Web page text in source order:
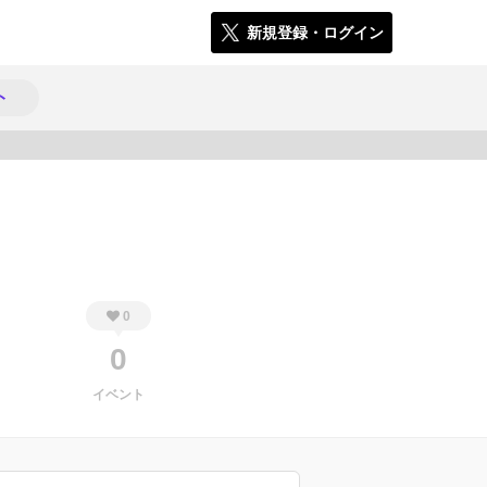
新規登録・ログイン
0
0
イベント